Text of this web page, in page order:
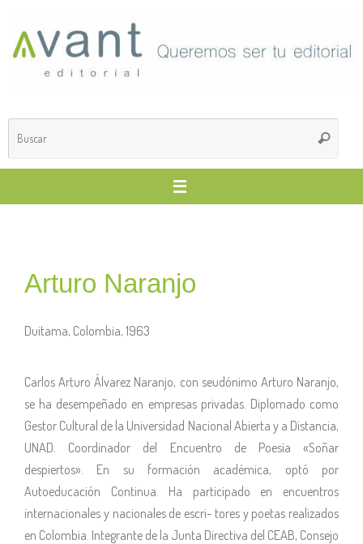
Arturo Naranjo
Duitama, Colombia, 1963
Carlos Arturo Álvarez Naranjo, con seudónimo Arturo Naranjo,
se ha desempeñado en empresas privadas. Diplomado como
Gestor Cultural de la Universidad Nacional Abierta y a Distancia,
UNAD. Coordinador del Encuentro de Poesía «Soñar
despiertos». En su formación académica, optó por
Autoeducación Continua. Ha participado en encuentros
internacionales y nacionales de escri- tores y poetas realizados
en Colombia. Integrante de la Junta Directiva del CEAB, Consejo